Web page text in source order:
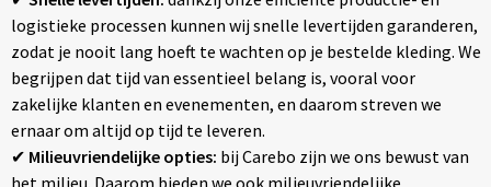
logistieke processen kunnen wij snelle levertijden garanderen,
zodat je nooit lang hoeft te wachten op je bestelde kleding. We
begrijpen dat tijd van essentieel belang is, vooral voor
zakelijke klanten en evenementen, en daarom streven we
ernaar om altijd op tijd te leveren.
✔ Milieuvriendelijke opties: bij Carebo zijn we ons bewust van
het milieu. Daarom bieden we ook milieuvriendelijke